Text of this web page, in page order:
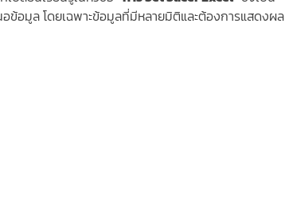
อข้อมูล โดยเฉพาะข้อมูลที่มีหลายมิติและต้องการแสดงผล